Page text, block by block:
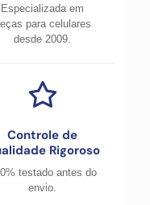
Especializada em
para celulares
desde 2009.
Controle de
Rigoroso
testado antes do
envio.